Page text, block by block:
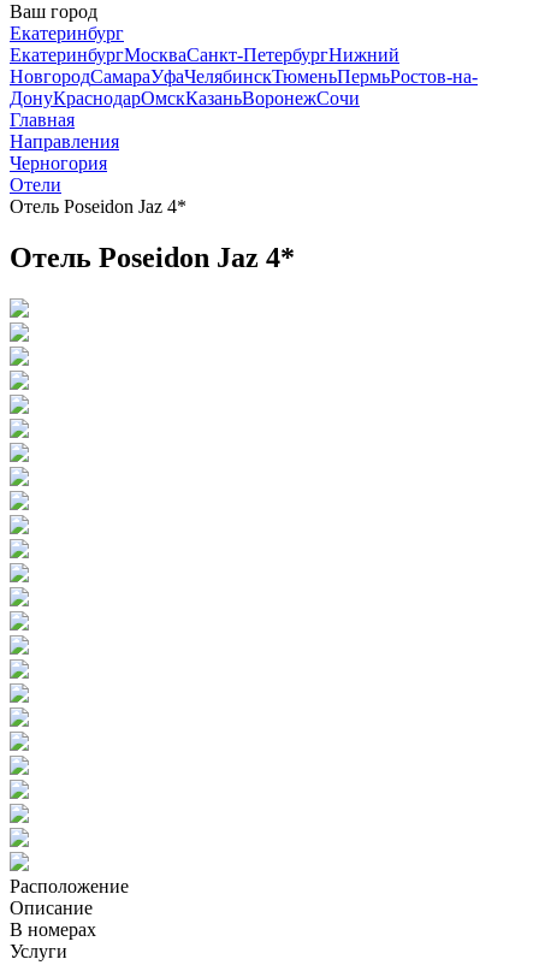
Ваш город
Екатеринбург
ЕкатеринбургМоскваСанкт-ПетербургНижний
НовгородСамараУфаЧелябинскТюменьПермьРостов-на-
ДонуКраснодарОмскКазаньВоронежСочи
Главная
Направления
Черногория
Отели
Отель Poseidon Jaz 4*
Отель Poseidon Jaz 4*
Расположение
Описание
В номерах
Услуги